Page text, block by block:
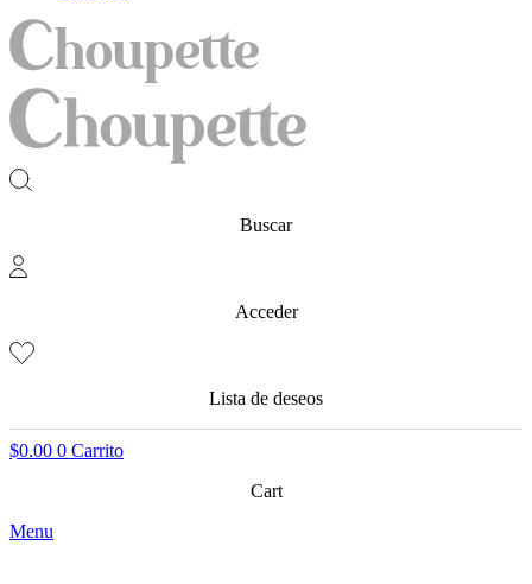
Buscar
Acceder
Lista de deseos
$0.00 0 Carrito
Cart
Menu